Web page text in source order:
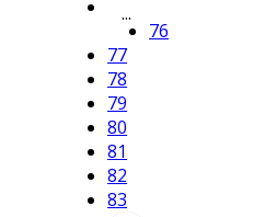
...
76
77
78
79
80
81
82
83